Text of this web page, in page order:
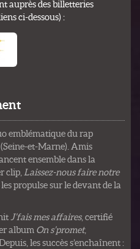
auprès des billetteries
ci-dessous) :
emblématique du rap
et-Marne). Amis
ensemble dans la
clip, Laissez-nous faire notre
propulse sur le devant de la
J’fais mes affaires, certifié
album On s’promet,
les succès s’enchaînent :